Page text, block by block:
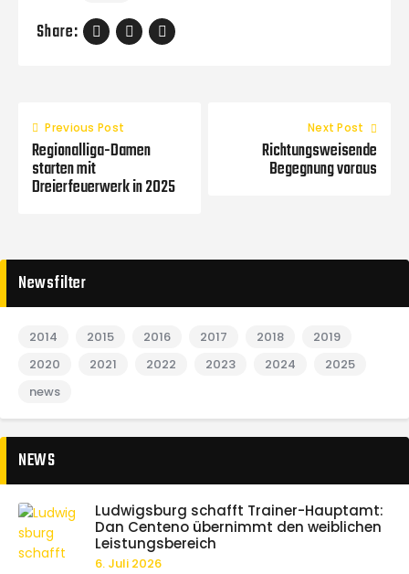
Share:
Previous Post
Regionalliga-Damen
starten mit
Dreierfeuerwerk in 2025
Next Post
Richtungsweisende
Begegnung voraus
Newsfilter
2014 2015 2016 2017 2018
2019
2020
2021 2022 2023 2024
2025
news
NEWS
Ludwigsburg schafft Trainer-Hauptamt:
Dan Centeno übernimmt den weiblichen
Leistungsbereich
6. Juli 2026